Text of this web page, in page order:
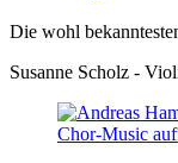
Die wohl
Susanne Scholz -